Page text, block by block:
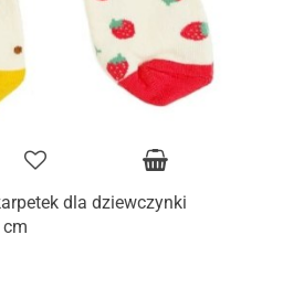
dla dziewczynki
cm